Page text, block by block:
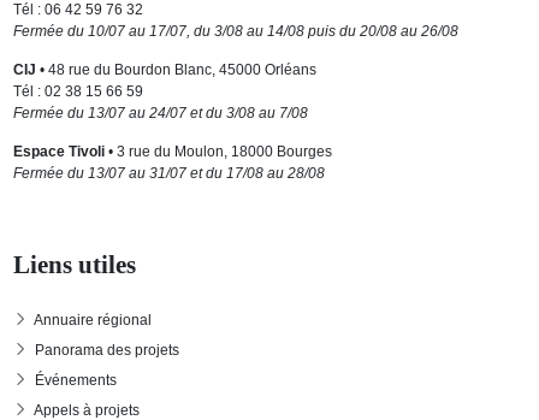
Tél : 06 42 59 76 32
Fermée du 10/07 au 17/07, du 3/08 au 14/08 puis du 20/08 au 26/08
CIJ • 48 rue du Bourdon Blanc, 45000 Orléans
Tél : 02 38 15 66 59
Fermée du 13/07 au 24/07 et du 3/08 au 7/08
Espace Tivoli• 3 rue du Moulon, 18000 Bourges
Fermée du 13/07 au 31/07 et du 17/08 au 28/08
Liens utiles
Annuaire régional
Panorama des projets
Événements
Appels à projets